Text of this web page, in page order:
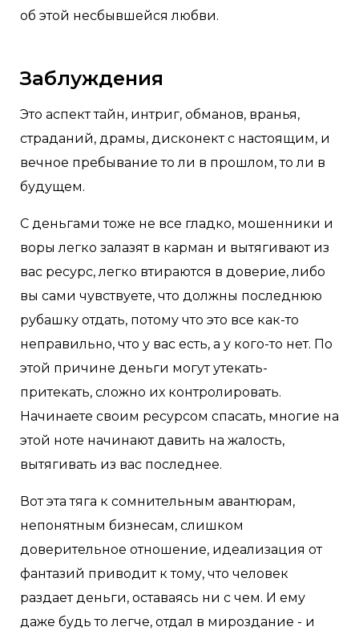
об этой несбывшейся любви.
Заблуждения
Это аспект тайн, интриг, обманов, вранья,
страданий, драмы, дисконект с настоящим, и
вечное пребывание то ли в прошлом, то ли в
будущем.
С деньгами тоже не все гладко, мошенники и
воры легко залазят в карман и вытягивают из
вас ресурс, легко втираются в доверие, либо
вы сами чувствуете, что должны последнюю
рубашку отдать, потому что это все как-то
неправильно, что у вас есть, а у кого-то нет. По
этой причине деньги могут утекать-
притекать, сложно их контролировать.
Начинаете своим ресурсом спасать, многие на
этой ноте начинают давить на жалость,
вытягивать из вас последнее.
Вот эта тяга к сомнительным авантюрам,
непонятным бизнесам, слишком
доверительное отношение, идеализация от
фантазий приводит к тому, что человек
раздает деньги, оставаясь ни с чем. И ему
даже будь то легче, отдал в мироздание - и